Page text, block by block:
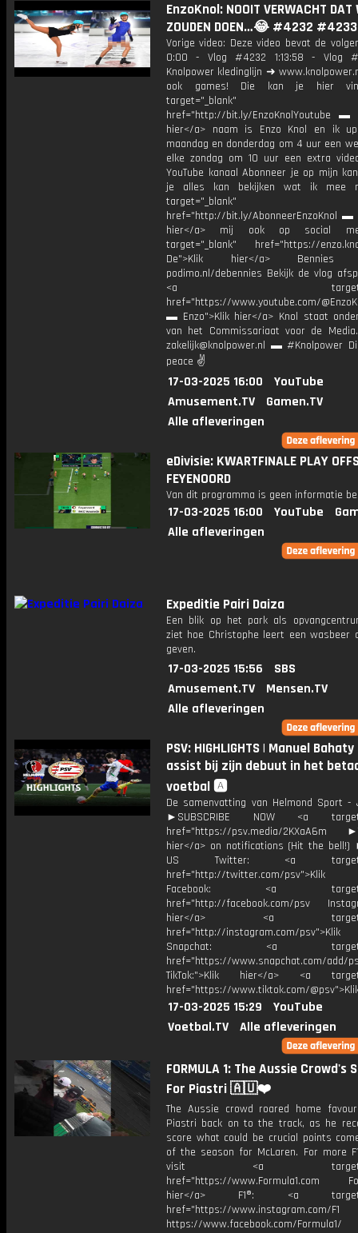
EnzoKnol: NOOIT VERWACHT DAT
ZOUDEN DOEN…😂 #4232 #4233
Vorige video: Deze video bevat de
0:00 - Vlog #4232 1:13:58 - Vlog
Knolpower kledinglijn ➜
ook games! Die kan je hier
target="_blank"
href="http://bit.ly/EnzoKnolYoutube ▬
hier</a> naam is Enzo Knol en ik
maandag en donderdag om 4 uur een
elke zondag om 10 uur een extra
YouTube kanaal Abonneer je op mijn
je alles kan bekijken wat ik mee
target="_blank"
href="http://bit.ly/AbonneerEnzoKnol ▬
hier</a> mij ook op social
target="_blank" href="https://
De">Klik hier</a> Bennies
podimo.nl/debennies Bekijk de vlog
<a
href="https://www.youtube.com/
▬ Enzo">Klik hier</a> Knol staat
van het Commissariaat voor de
zakelijk@knolpower.nl ▬ #Knolpower
peace ✌
17-03-2025 16:00
YouTube
Amusement.TV
Gamen.TV
Alle afleveringen
eDivisie: KWARTFINALE PLAY
FEYENOORD
Van dit programma is geen informatie
17-03-2025 16:00 YouTube
Alle afleveringen
Expeditie Pairi Daiza
Een blik op het park als
ziet hoe Christophe leert een wasbeer
geven.
17-03-2025 15:56
SBS
Amusement.TV
Mensen.TV
Alle afleveringen
PSV: HIGHLIGHTS | Manuel
assist bij zijn debuut in het
voetbal 🅰️
De samenvatting van Helmond Sport -
►SUBSCRIBE NOW <a
href="https://psv.media/2KXaA6m
hier</a> on notifications (Hit the bell!)
US Twitter: <a
href="http://twitter.com/psv">Klik
Facebook: <a
href="http://facebook.com/psv
hier</a> <a
href="http://instagram.com/
Snapchat: <a
href="https://www.snapchat.com/add/
TikTok:">Klik hier</a> <a
href="https://www.tiktok.com/
17-03-2025 15:29
YouTube
Voetbal.TV
Alle afleveringen
FORMULA 1: The Aussie Crowd's
For Piastri 🇦🇺❤️
The Aussie crowd roared home
Piastri back on to the track, as he
score what could be crucial points
of the season for McLaren. For more
visit <a
href="https://www.Formula1.com
hier</a> F1®: <a
href="https://www.instagram.com/F1
https://www.facebook.com/Formula1/